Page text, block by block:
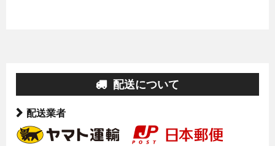
配送について
配送業者